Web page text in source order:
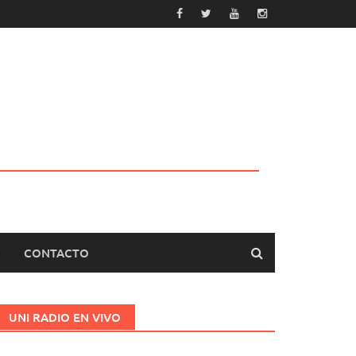
CONTACTO
UNI RADIO EN VIVO